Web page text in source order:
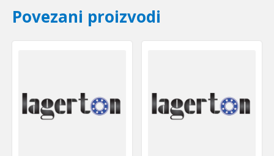
Povezani proizvodi